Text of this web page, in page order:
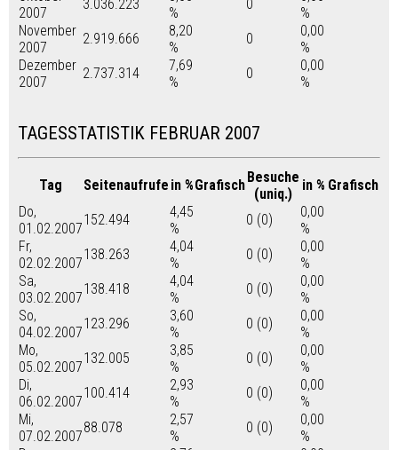
2007
3.036.223
%
0
%
November
2007
2.919.666
8,20
%
0
0,00
%
Dezember
2007
2.737.314
7,69
%
0
0,00
%
TAGESSTATISTIK FEBRUAR 2007
Tag Seitenaufrufe in %GrafischBesuche
(uniq.)
in % Grafisch
Do,
01.02.2007
152.494
4,45
%
0 (0)
0,00
%
Fr,
02.02.2007
138.263
4,04
%
0 (0)
0,00
%
Sa,
03.02.2007
138.418
4,04
%
0 (0)
0,00
%
So,
04.02.2007
123.296
3,60
%
0 (0)
0,00
%
Mo,
05.02.2007
132.005
3,85
%
0 (0)
0,00
%
Di,
06.02.2007
100.414
2,93
%
0 (0)
0,00
%
Mi,
07.02.2007
88.078
2,57
%
0 (0)
0,00
%